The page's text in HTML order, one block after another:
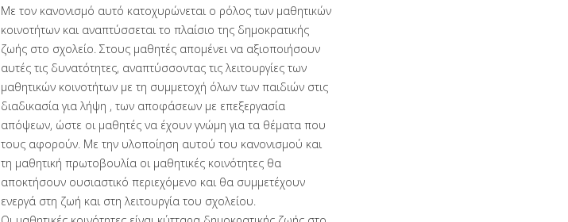
Με τον κανονισμό αυτό κατοχυρώνεται ο ρόλος των μαθητικών
κοινοτήτων και αναπτύσσεται το πλαίσιο της δημοκρατικής
ζωής στο σχολείο. Στους μαθητές απομένει να αξιοποιήσουν
αυτές τις δυνατότητες, αναπτύσσοντας τις λειτουργίες των
μαθητικών κοινοτήτων με τη συμμετοχή όλων των παιδιών στις
διαδικασία για λήψη , των αποφάσεων με επεξεργασία
απόψεων, ώστε οι μαθητές να έχουν γνώμη για τα θέματα που
τους αφορούν. Με την υλοποίηση αυτού του κανονισμού και
τη μαθητική πρωτοβουλία οι μαθητικές κοινότητες θα
αποκτήσουν ουσιαστικό περιεχόμενο και θα συμμετέχουν
ενεργά στη ζωή και στη λειτουργία του σχολείου.